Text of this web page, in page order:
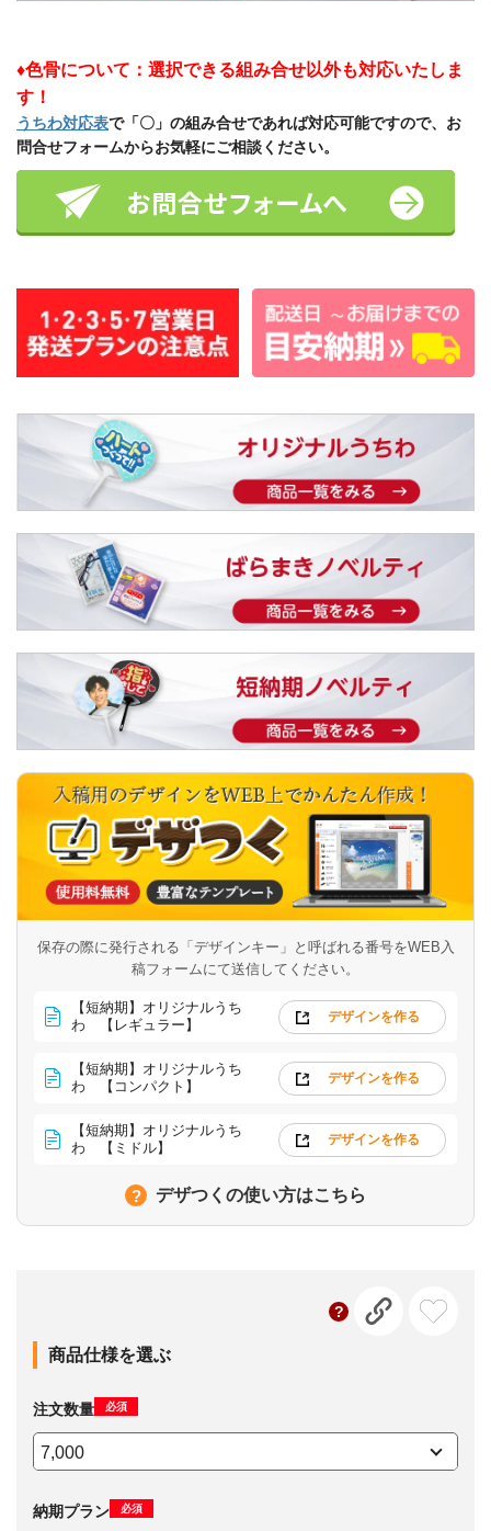
♦色骨について：選択できる組み合せ以外も対応いたしま
す！
うちわ対応表で「〇」の組み合せであれば対応可能ですので、お
問合せフォームからお気軽にご相談ください。
保存の際に発行される「デザインキー」と呼ばれる番号をWEB入
稿フォームにて送信してください。
【短納期】オリジナルうち
わ 【レギュラー】
デザインを作る
【短納期】オリジナルうち
わ 【コンパクト】
デザインを作る
【短納期】オリジナルうち
わ 【ミドル】
デザインを作る
デザつくの使い方はこちら
商品仕様を選ぶ
注文数量 必須
納期プラン 必須